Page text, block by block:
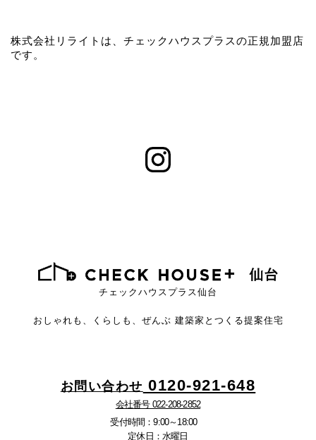
株式会社リライトは、チェックハウスプラスの正規加盟店
です。
チェックハウスプラス仙台
おしゃれも、くらしも、ぜんぶ 建築家とつくる提案住宅
お問い合わせ 0120-921-648
会社番号 022-208-2852
受付時間：9:00～18:00
定休日：水曜日